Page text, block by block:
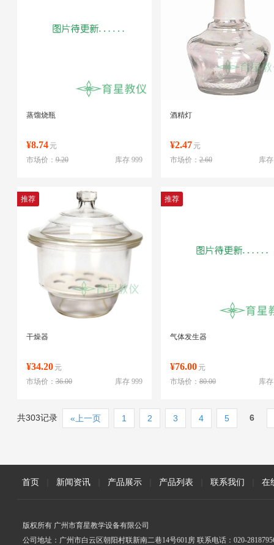
蒸馏烧瓶
¥8.74 元
库存 999
市场价：9.20
酒精灯
¥2.47 元
库
市场价：2.60
推荐
干燥器
¥34.20 元
库存 999
市场价：36.00
推荐
气体发生器
¥76.00 元
库
市场价：80.00
共303记录 «上一页 1 2 3 4 5 6
首页 新闻资讯 产品展示 产品列表 联系我们 在
版权所有 广州市育星教学设备有限公司
公司地址：广州市白云区朝阳村联新南二巷14号601房 联系电话：020-